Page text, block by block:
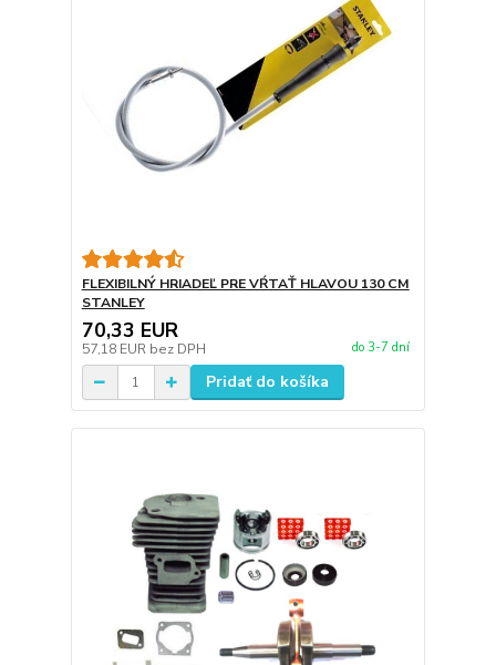
FLEXIBILNÝ HRIADEĽ PRE VŔTAŤ HLAVOU 130 CM
STANLEY
70,33 EUR
57,18 EUR bez DPH do 3-7 dní
Pridať do košíka